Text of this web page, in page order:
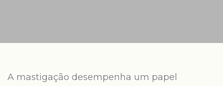
A mastigação desempenha um papel